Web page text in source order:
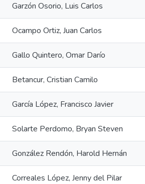
Garzón Osorio, Luis Carlos
Ocampo Ortiz, Juan Carlos
Gallo Quintero, Omar Darío
Betancur, Cristian Camilo
García López, Francisco Javier
Solarte Perdomo, Bryan Steven
González Rendón, Harold Hernán
Correales López, Jenny del Pilar